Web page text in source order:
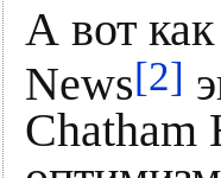
А вот
News[2]
Chatham